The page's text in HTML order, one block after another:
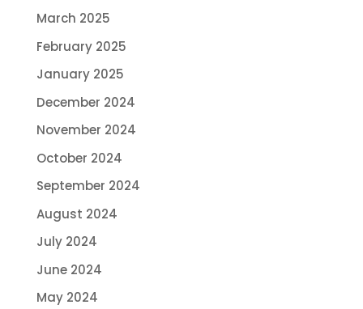
March 2025
February 2025
January 2025
December 2024
November 2024
October 2024
September 2024
August 2024
July 2024
June 2024
May 2024